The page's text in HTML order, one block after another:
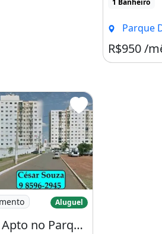
privativa
4 1 1-6 1 4 7 ou ZAP 9 9 8 6 0-
Piscina
1 Banheiro
Parque Das
R$950 /
Alugo Apto no Parque das Árvores
Aluguel
Alugo Apto no Parque das Árvores Atrás do Mc Donald Amp Apos S, Próximo do Assaí E